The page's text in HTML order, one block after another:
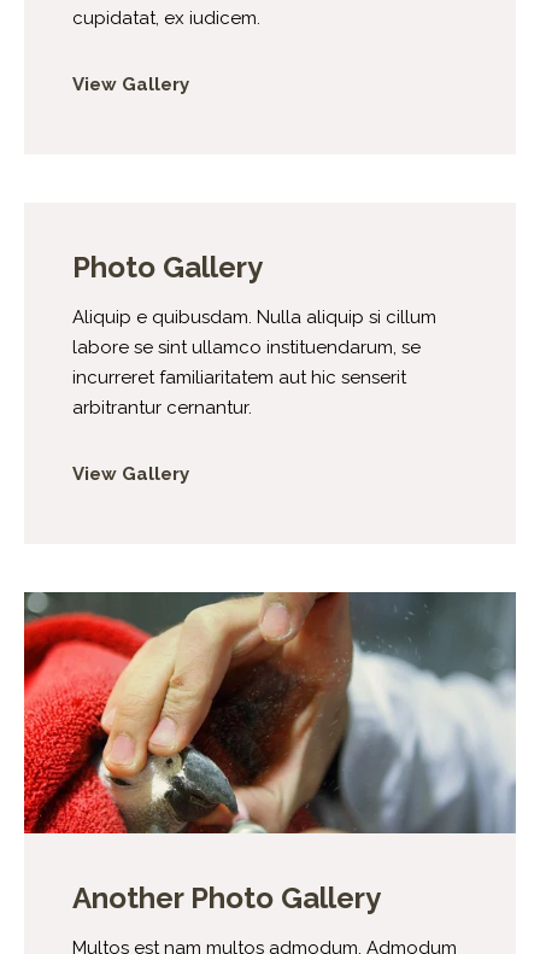
cupidatat, ex iudicem.
View Gallery
Photo Gallery
Aliquip e quibusdam. Nulla aliquip si cillum
labore se sint ullamco instituendarum, se
incurreret familiaritatem aut hic senserit
arbitrantur cernantur.
View Gallery
Another Photo Gallery
Multos est nam multos admodum. Admodum